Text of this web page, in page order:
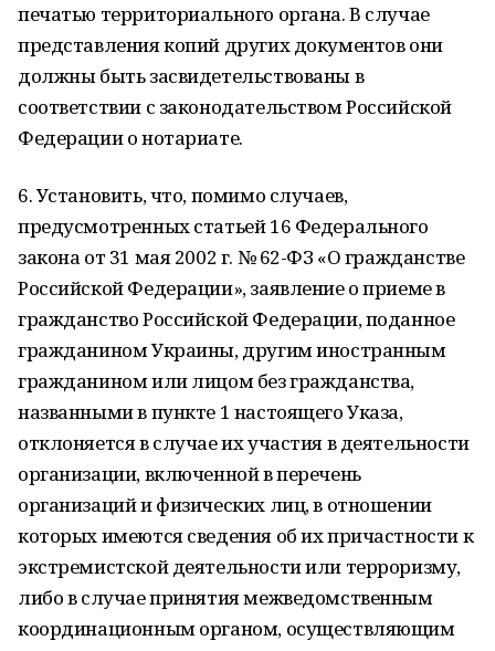
печатью территориального органа. В случае
представления копий других документов они
должны быть засвидетельствованы в
соответствии с законодательством Российской
Федерации о нотариате.
6. Установить, что, помимо случаев,
предусмотренных статьей 16 Федерального
закона от 31 мая 2002 г. № 62-ФЗ «О гражданстве
Российской Федерации», заявление о приеме в
гражданство Российской Федерации, поданное
гражданином Украины, другим иностранным
гражданином или лицом без гражданства,
названными в пункте 1 настоящего Указа,
отклоняется в случае их участия в деятельности
организации, включенной в перечень
организаций и физических лиц, в отношении
которых имеются сведения об их причастности к
экстремистской деятельности или терроризму,
либо в случае принятия межведомственным
координационным органом, осуществляющим